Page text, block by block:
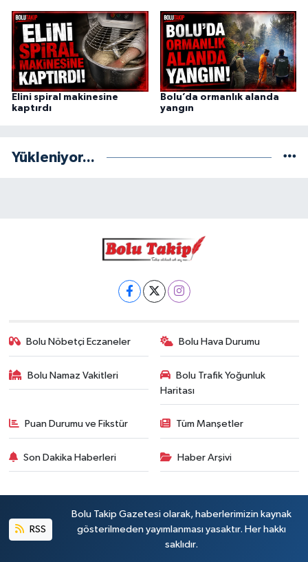
Elini spiral makinesine
kaptırdı
Bolu’da ormanlık alanda
yangın
Yükleniyor...
Bolu Nöbetçi Eczaneler Bolu Hava Durumu
Bolu Namaz Vakitleri
Bolu Trafik Yoğunluk
Haritası
Puan Durumu ve Fikstür Tüm Manşetler
Son Dakika Haberleri Haber Arşivi
RSS
Bolu Takip Gazetesi olarak, haberlerimizin kaynak
gösterilmeden yayımlanması yasaktır. Her hakkı
saklıdır.